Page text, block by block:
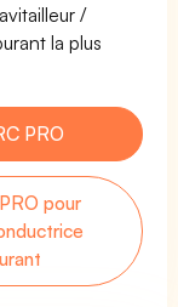
/
la plus
PRO
pour